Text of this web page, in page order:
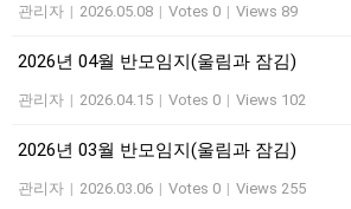
관리자 | 2026.05.08 | Votes 0 | Views 89
2026년 04월 반모임지(울림과 잠김)
관리자 | 2026.04.15 | Votes 0 | Views 102
2026년 03월 반모임지(울림과 잠김)
관리자 | 2026.03.06 | Votes 0 | Views 255